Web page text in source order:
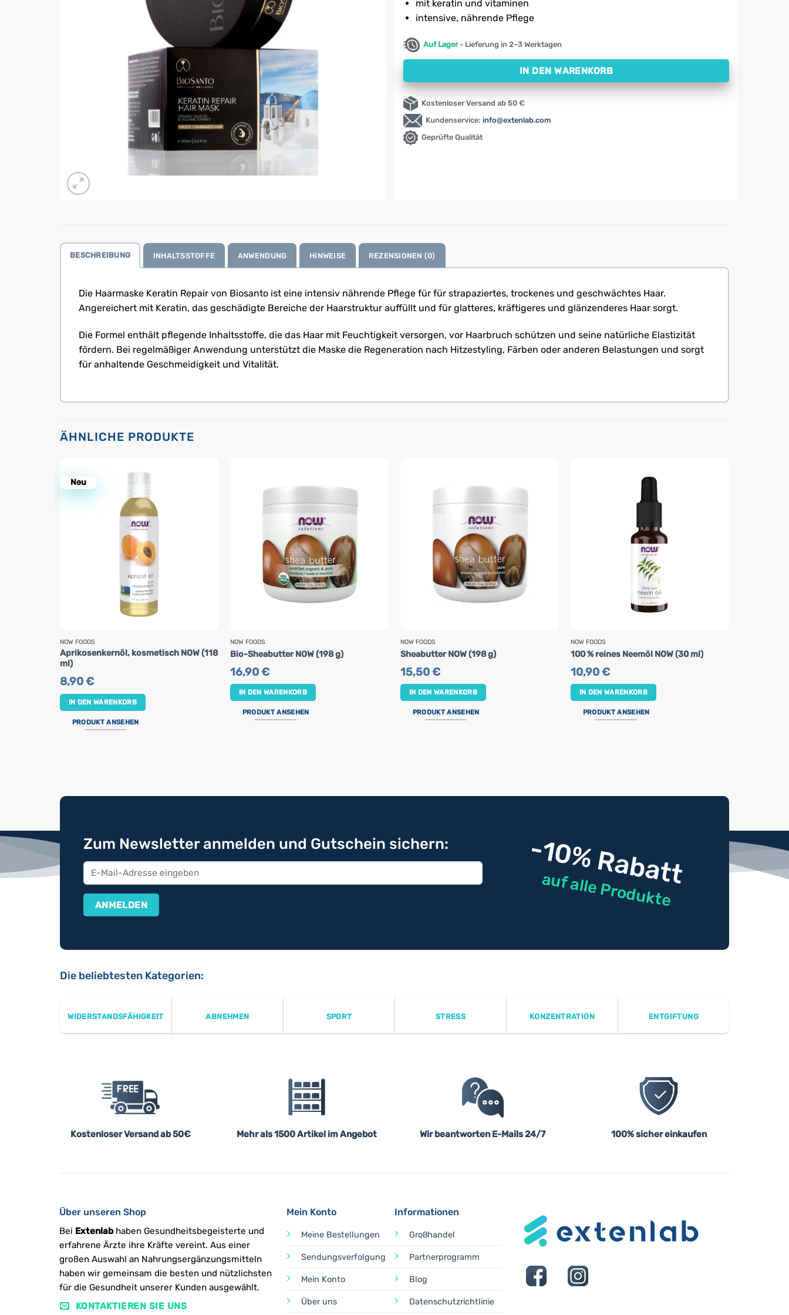
mit keratin und vitaminen
intensive, nährende Pflege
Auf Lager- Lieferung in 2–3 Werktagen
IN DEN WARENKORB
Kostenloser Versand ab 50 €
Kundenservice: info@extenlab.com
Geprüfte Qualität
BESCHREIBUNG INHALTSSTOFFE ANWENDUNG HINWEISE REZENSIONEN (0)
Die Haarmaske Keratin Repair von Biosanto ist eine intensiv nährende Pflege für für strapaziertes, trockenes und geschwächtes Haar.
Angereichert mit Keratin, das geschädigte Bereiche der Haarstruktur auffüllt und für glatteres, kräftigeres und glänzenderes Haar sorgt.
Die Formel enthält pflegende Inhaltsstoffe, die das Haar mit Feuchtigkeit versorgen, vor Haarbruch schützen und seine natürliche Elastizität
fördern. Bei regelmäßiger Anwendung unterstützt die Maske die Regeneration nach Hitzestyling, Färben oder anderen Belastungen und sorgt
für anhaltende Geschmeidigkeit und Vitalität.
ÄHNLICHE PRODUKTE
Neu
NOW FOODS
Aprikosenkernöl, kosmetisch NOW (118
ml)
8,90€
IN DEN WARENKORB
PRODUKT ANSEHEN
NOW FOODS
Bio-Sheabutter NOW (198 g)
16,90€
IN DEN WARENKORB
PRODUKT ANSEHEN
NOW FOODS
Sheabutter NOW (198 g)
15,50€
IN DEN WARENKORB
PRODUKT ANSEHEN
NOW FOODS
100 % reines Neemöl NOW (30 ml)
10,90€
IN DEN WARENKORB
PRODUKT ANSEHEN
Zum Newsletter anmelden und Gutschein sichern: -10% Rabatt
auf alle Produkte
Die beliebtesten Kategorien:
WIDERSTANDSFÄHIGKEIT ABNEHMEN SPORT STRESS KONZENTRATION ENTGIFTUNG
Kostenloser Versand ab 50€ Mehr als 1500 Artikel im Angebot Wir beantworten E-Mails 24/7 100% sicher einkaufen
Über unseren Shop
Bei Extenlabhaben Gesundheitsbegeisterte und
erfahrene Ärzte ihre Kräfte vereint. Aus einer
großen Auswahl an Nahrungsergänzungsmitteln
haben wir gemeinsam die besten und nützlichsten
für die Gesundheit unserer Kunden ausgewählt.
KONTAKTIEREN SIE UNS
Mein Konto
Meine Bestellungen
Sendungsverfolgung
Mein Konto
Über uns
Informationen
Großhandel
Partnerprogramm
Blog
Datenschutzrichtlinie